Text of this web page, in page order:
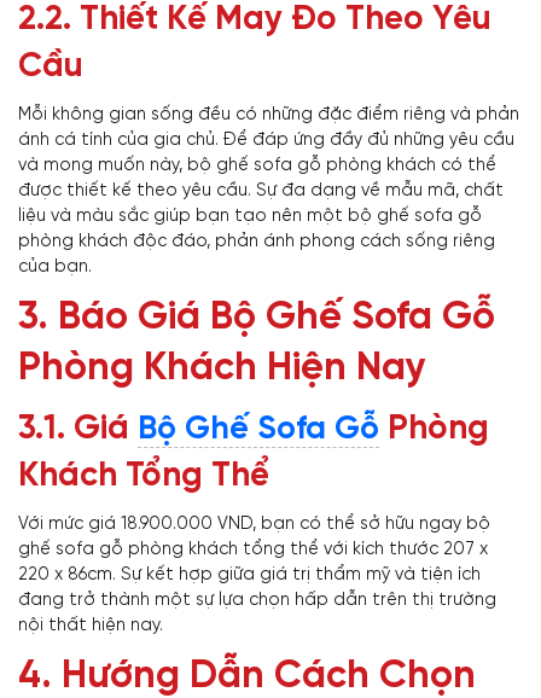
2.2. Thiết Kế May Đo Theo Yêu
Cầu
Mỗi không gian sống đều có những đặc điểm riêng và phản
ánh cá tính của gia chủ. Để đáp ứng đầy đủ những yêu cầu
và mong muốn này, bộ ghế sofa gỗ phòng khách có thể
được thiết kế theo yêu cầu. Sự đa dạng về mẫu mã, chất
liệu và màu sắc giúp bạn tạo nên một bộ ghế sofa gỗ
phòng khách độc đáo, phản ánh phong cách sống riêng
của bạn.
3. Báo Giá Bộ Ghế Sofa Gỗ
Phòng Khách Hiện Nay
3.1. Giá Bộ Ghế Sofa Gỗ Phòng
Khách Tổng Thể
Với mức giá 18.900.000 VND, bạn có thể sở hữu ngay bộ
ghế sofa gỗ phòng khách tổng thể với kích thước 207 x
220 x 86cm. Sự kết hợp giữa giá trị thẩm mỹ và tiện ích
đang trở thành một sự lựa chọn hấp dẫn trên thị trường
nội thất hiện nay.
4. Hướng Dẫn Cách Chọn